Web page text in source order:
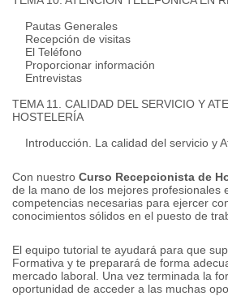
Pautas Generales
Recepción de visitas
El Teléfono
Proporcionar información
Entrevistas
TEMA 11. CALIDAD DEL SERVICIO Y
HOSTELERÍA
Introducción. La calidad del servicio y
Con nuestro Curso Recepcionista de
de la mano de los mejores profesionales
competencias necesarias para ejercer
conocimientos sólidos en el puesto de
El equipo tutorial te ayudará para que
Formativa y te preparará de forma
mercado laboral. Una vez terminada la
oportunidad de acceder a las muchas